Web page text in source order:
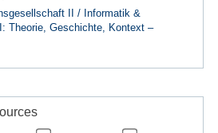
II / Informatik &
Theorie, Geschichte, Kontext –